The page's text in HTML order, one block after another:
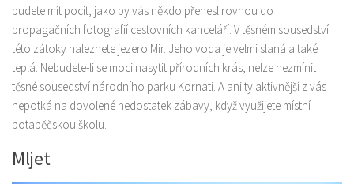
budete mít pocit, jako by vás někdo přenesl rovnou do
propagačních fotografií cestovních kanceláří. V těsném sousedství
této zátoky naleznete jezero Mir. Jeho voda je velmi slaná a také
teplá. Nebudete-li se moci nasytit přírodních krás, nelze nezmínit
těsné sousedství národního parku Kornati. A ani ty aktivnější z vás
nepotká na dovolené nedostatek zábavy, když využijete místní
potapěčskou školu.
Mljet